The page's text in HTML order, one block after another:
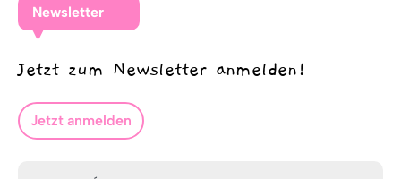
Newsletter
Jetzt zum Newsletter anmelden!
Jetzt anmelden